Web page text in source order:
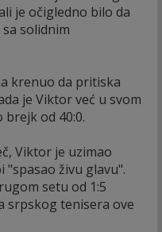
je očigledno bilo da
solidnim
krenuo da pritiska
je Viktor već u svom
od 40:0.
Viktor je uzimao
"spasao živu glavu".
setu od 1:5
srpskog tenisera ove